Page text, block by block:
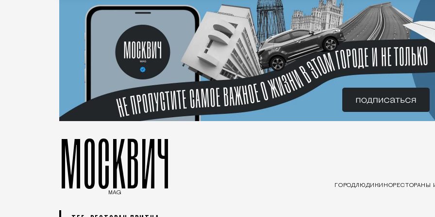
МОСКВИЧ
MAG
ГОРОДЛЮДИ КИНОРЕСТОРАНЫ